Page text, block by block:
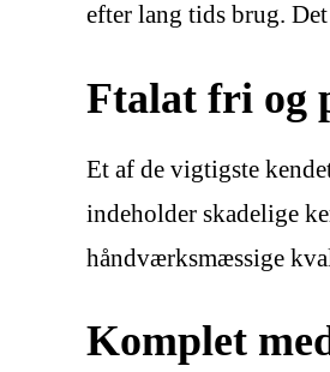
efter lang tids brug.
Ftalat fri og
Et af de vigtigste
indeholder skadelige
håndværksmæssige
Komplet